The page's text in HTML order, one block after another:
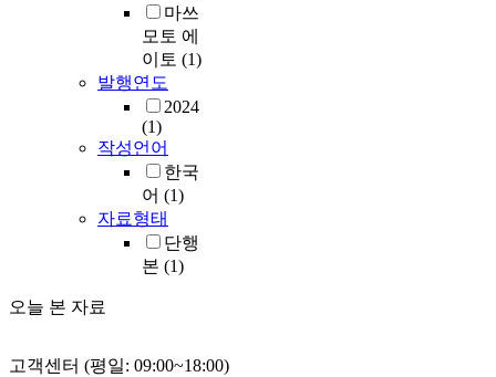
마쓰
모토 에
이토 (1)
발행연도
2024
(1)
작성언어
한국
어 (1)
자료형태
단행
본 (1)
오늘 본 자료
고객센터 (평일: 09:00~18:00)